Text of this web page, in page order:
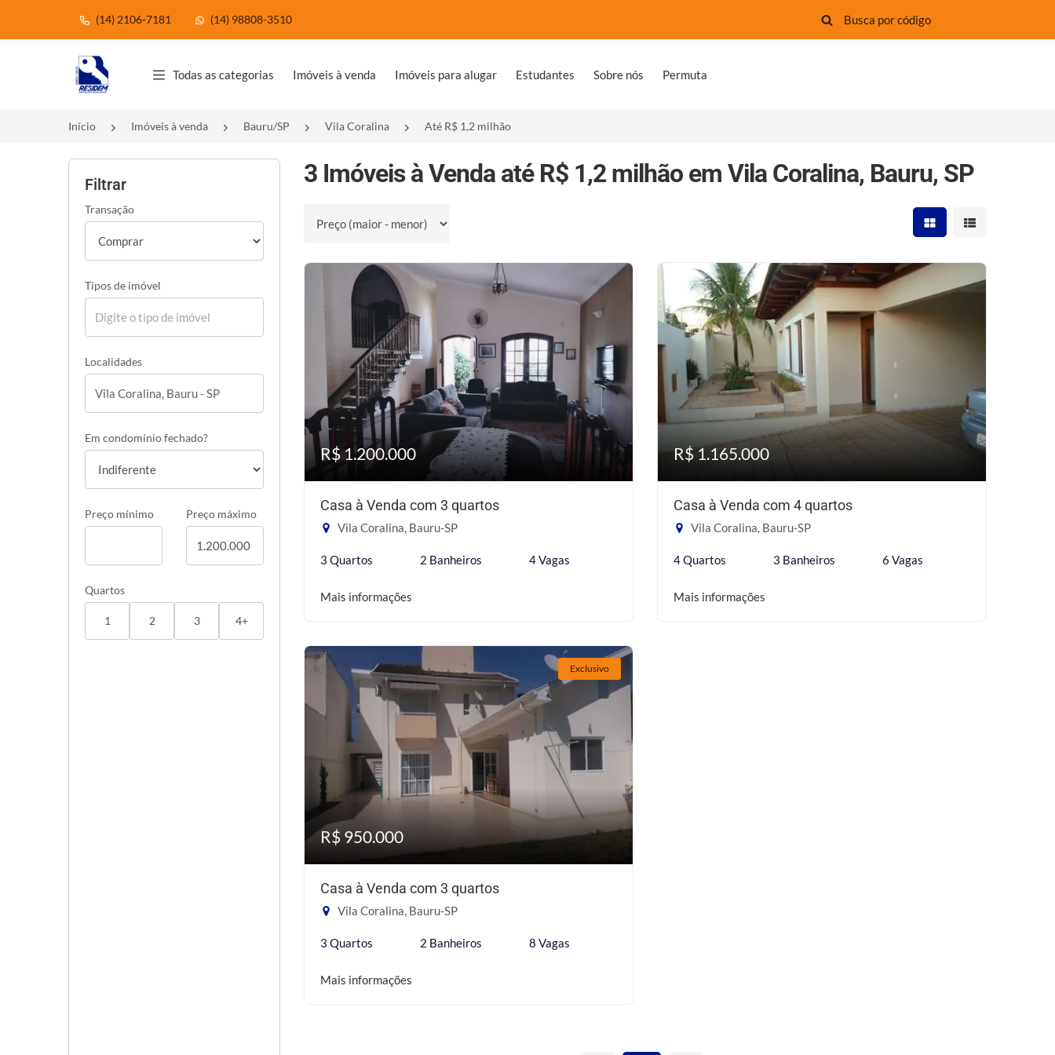
(14) 2106-7181 (14) 98808-3510
Página inicial
Todas as categorias Imóveis à venda Imóveis para alugar Estudantes Sobre nós Permuta
Início Imóveis à venda Bauru/SP Vila Coralina Até R$ 1,2 milhão
Filtrar
Transação
Tipos de imóvel
Localidades
Em condomínio fechado?
Preço mínimo Preço máximo
Quartos
1 2 3 4+
3 Imóveis à Venda até R$ 1,2 milhão em Vila Coralina, Bauru, SP
Ordenar por Mostrar resultados em
Mostrar
R$ 1.200.000
Casa à Venda com 3 quartos
Vila Coralina, Bauru-SP
3 Quartos 2 Banheiros 4 Vagas
Mais informações
R$ 1.165.000
Casa à Venda com 4 quartos
Vila Coralina, Bauru-SP
4 Quartos 3 Banheiros 6 Vagas
Mais informações
Exclusivo
R$ 950.000
Casa à Venda com 3 quartos
Vila Coralina, Bauru-SP
3 Quartos 2 Banheiros 8 Vagas
Mais informações